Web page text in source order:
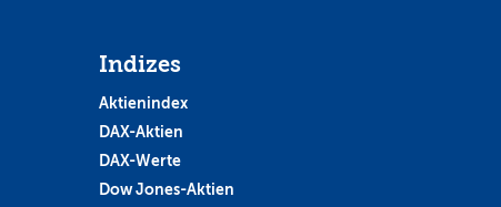
Indizes
Aktienindex
DAX-Aktien
DAX-Werte
Dow Jones-Aktien